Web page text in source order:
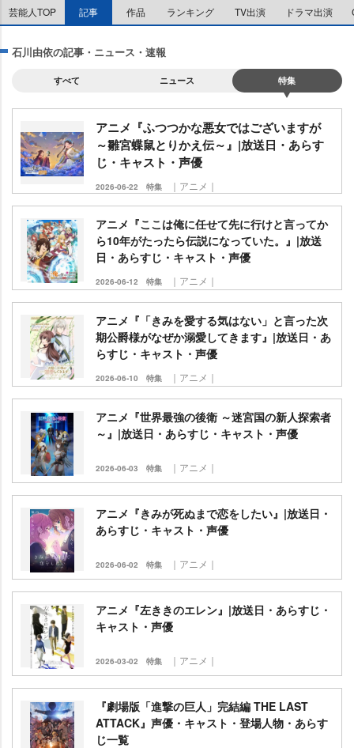
e
芸能人TOP 記事 作品 ランキング TV出演 ドラマ出演
石川由依の記事・ニュース・速報
すべて ニュース 特集
アニメ『ふつつかな悪女ではございますが
～雛宮蝶鼠とりかえ伝～』|放送日・あらす
じ・キャスト・声優
2026-06-22 特集 ｜アニメ｜
アニメ『ここは俺に任せて先に行けと言ってか
ら10年がたったら伝説になっていた。』|放送
日・あらすじ・キャスト・声優
2026-06-12 特集 ｜アニメ｜
アニメ『「きみを愛する気はない」と言った次
期公爵様がなぜか溺愛してきます』|放送日・あ
らすじ・キャスト・声優
2026-06-10 特集 ｜アニメ｜
アニメ『世界最強の後衛 ～迷宮国の新人探索者
～』|放送日・あらすじ・キャスト・声優
2026-06-03 特集 ｜アニメ｜
アニメ『きみが死ぬまで恋をしたい』|放送日・
あらすじ・キャスト・声優
2026-06-02 特集 ｜アニメ｜
アニメ『左ききのエレン』|放送日・あらすじ・
キャスト・声優
2026-03-02 特集 ｜アニメ｜
『劇場版「進撃の巨人」完結編 THE LAST
ATTACK』声優・キャスト・登場人物・あらす
じ一覧